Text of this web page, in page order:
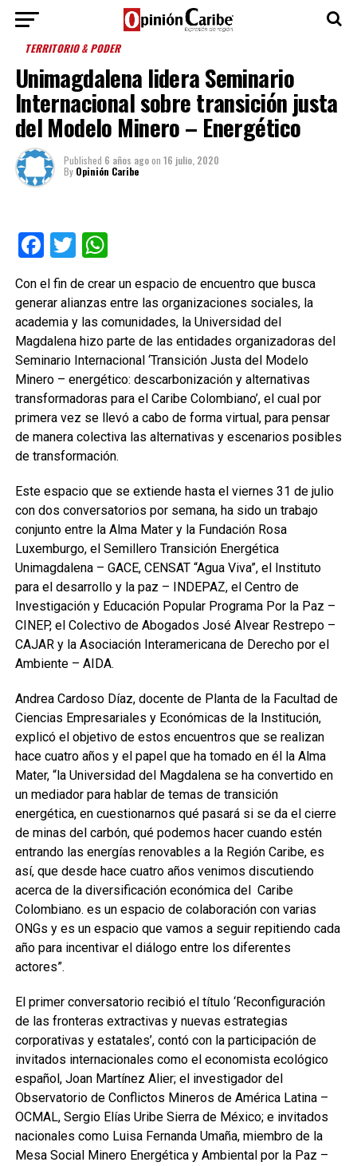
TERRITORIO & PODER
Unimagdalena lidera Seminario
Internacional sobre transición justa
del Modelo Minero – Energético
Published 6 años agoon 16 julio, 2020
By Opinión Caribe
Facebook
TwitterWhatsApp
Con el fin de crear un espacio de encuentro que busca
generar alianzas entre las organizaciones sociales, la
academia y las comunidades, la Universidad del
Magdalena hizo parte de las entidades organizadoras del
Seminario Internacional ‘Transición Justa del Modelo
Minero – energético: descarbonización y alternativas
transformadoras para el Caribe Colombiano’, el cual por
primera vez se llevó a cabo de forma virtual, para pensar
de manera colectiva las alternativas y escenarios posibles
de transformación.
Este espacio que se extiende hasta el viernes 31 de julio
con dos conversatorios por semana, ha sido un trabajo
conjunto entre la Alma Mater y la Fundación Rosa
Luxemburgo, el Semillero Transición Energética
Unimagdalena – GACE, CENSAT “Agua Viva”, el Instituto
para el desarrollo y la paz – INDEPAZ, el Centro de
Investigación y Educación Popular Programa Por la Paz –
CINEP, el Colectivo de Abogados José Alvear Restrepo –
CAJAR y la Asociación Interamericana de Derecho por el
Ambiente – AIDA.
Andrea Cardoso Díaz, docente de Planta de la Facultad de
Ciencias Empresariales y Económicas de la Institución,
explicó el objetivo de estos encuentros que se realizan
hace cuatro años y el papel que ha tomado en él la Alma
Mater, “la Universidad del Magdalena se ha convertido en
un mediador para hablar de temas de transición
energética, en cuestionarnos qué pasará si se da el cierre
de minas del carbón, qué podemos hacer cuando estén
entrando las energías renovables a la Región Caribe, es
así, que desde hace cuatro años venimos discutiendo
acerca de la diversificación económica del Caribe
Colombiano. es un espacio de colaboración con varias
ONGs y es un espacio que vamos a seguir repitiendo cada
año para incentivar el diálogo entre los diferentes
actores”.
El primer conversatorio recibió el título ‘Reconfiguración
de las fronteras extractivas y nuevas estrategias
corporativas y estatales’, contó con la participación de
invitados internacionales como el economista ecológico
español, Joan Martínez Alier; el investigador del
Observatorio de Conflictos Mineros de América Latina –
OCMAL, Sergio Elías Uribe Sierra de México; e invitados
nacionales como Luisa Fernanda Umaña, miembro de la
Mesa Social Minero Energética y Ambiental por la Paz –